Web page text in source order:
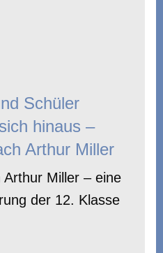
Schüler
hinaus –
Arthur Miller
Arthur Miller – eine
der 12. Klasse